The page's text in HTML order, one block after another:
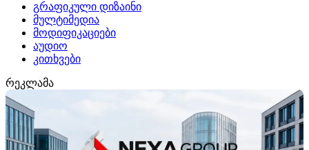
გრაფიკული დიზაინი
მულტიმედია
მოდიფიკაციები
აუდიო
კითხვები
რეკლამა